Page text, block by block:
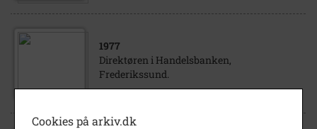
1977
Direktøren i Handelsbanken,
Frederikssund.
Cookies på arkiv.dk